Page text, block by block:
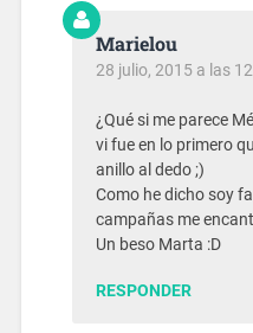
Marielou
28 julio, 2015 a las
¿Qué si me parece
vi fue en lo primero
anillo al dedo ;)
Como he dicho soy
campañas me
Un beso Marta :D
RESPONDER